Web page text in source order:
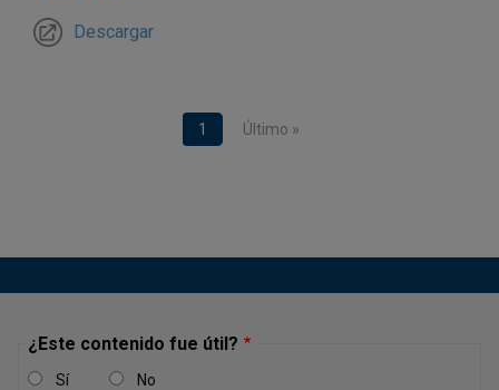
Descargar
Página actual
1 Última página
Último »
¿Este contenido fue útil?
Sí No